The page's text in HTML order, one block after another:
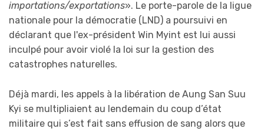
importations/exportations». Le porte-parole de la ligue
nationale pour la démocratie (LND) a poursuivi en
déclarant que l'ex-président Win Myint est lui aussi
inculpé pour avoir violé la loi sur la gestion des
catastrophes naturelles.
Déjà mardi, les appels à la libération de Aung San Suu
Kyi se multipliaient au lendemain du coup d’état
militaire qui s’est fait sans effusion de sang alors que